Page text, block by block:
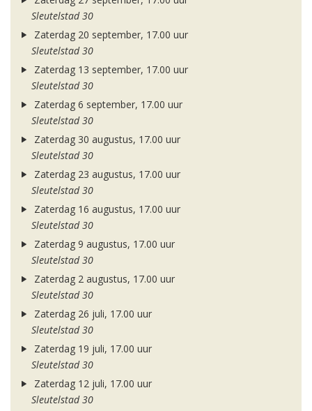
Sleutelstad 30
Zaterdag 20 september, 17.00 uur
Sleutelstad 30
Zaterdag 13 september, 17.00 uur
Sleutelstad 30
Zaterdag 6 september, 17.00 uur
Sleutelstad 30
Zaterdag 30 augustus, 17.00 uur
Sleutelstad 30
Zaterdag 23 augustus, 17.00 uur
Sleutelstad 30
Zaterdag 16 augustus, 17.00 uur
Sleutelstad 30
Zaterdag 9 augustus, 17.00 uur
Sleutelstad 30
Zaterdag 2 augustus, 17.00 uur
Sleutelstad 30
Zaterdag 26 juli, 17.00 uur
Sleutelstad 30
Zaterdag 19 juli, 17.00 uur
Sleutelstad 30
Zaterdag 12 juli, 17.00 uur
Sleutelstad 30